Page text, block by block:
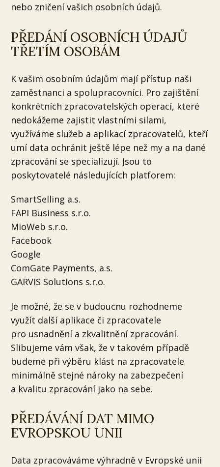
nebo zničení vašich osobních údajů.
PŘEDÁNÍ OSOBNÍCH ÚDAJŮ
TŘETÍM OSOBÁM
K vašim osobním údajům mají přístup naši
zaměstnanci a spolupracovníci. Pro zajištění
konkrétních zpracovatelských operací, které
nedokážeme zajistit vlastními silami,
využíváme služeb a aplikací zpracovatelů, kteří
umí data ochránit ještě lépe než my a na dané
zpracování se specializují. Jsou to
poskytovatelé následujících platforem:
SmartSelling a.s.
FAPI Business s.r.o.
MioWeb s.r.o.
Facebook
Google
ComGate Payments, a.s.
GARVIS Solutions s.r.o.
Je možné, že se v budoucnu rozhodneme
využít další aplikace či zpracovatele
pro usnadnění a zkvalitnění zpracování.
Slibujeme vám však, že v takovém případě
budeme při výběru klást na zpracovatele
minimálně stejné nároky na zabezpečení
a kvalitu zpracování jako na sebe.
PŘEDÁVÁNÍ DAT MIMO
EVROPSKOU UNII
Data zpracováváme výhradně v Evropské unii